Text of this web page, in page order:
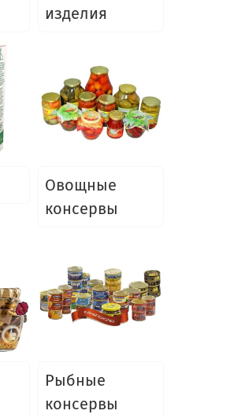
изделия
Овощные
консервы
Рыбные
консервы